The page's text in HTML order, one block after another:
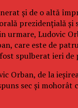
și de o altă
prezidențială
Ludovic
care este de
spulberat ieri
Orban, de la
sec și mohorât